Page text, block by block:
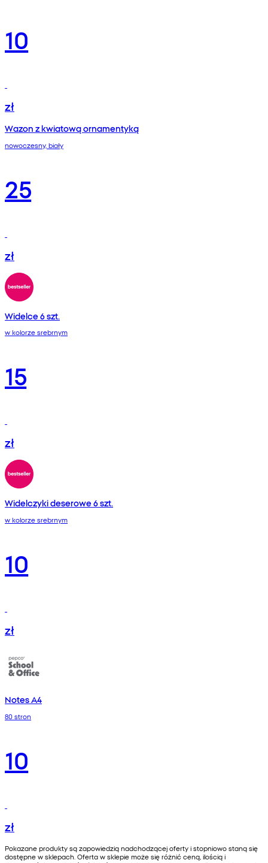
10
zł
Wazon z kwiatową ornamentyką
nowoczesny, biały
25
zł
Widelce 6 szt.
w kolorze srebrnym
15
zł
Widelczyki deserowe 6 szt.
w kolorze srebrnym
10
zł
Notes A4
80 stron
10
zł
Pokazane produkty są zapowiedzią nadchodzącej oferty i stopniowo staną się
dostępne w sklepach. Oferta w sklepie może się różnić ceną, ilością i